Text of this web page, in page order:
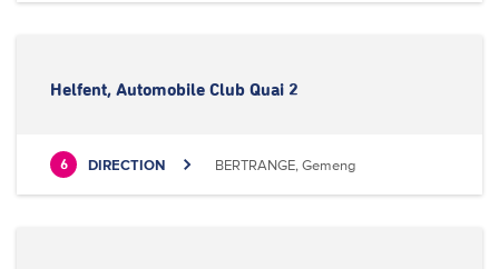
Helfent, Automobile Club Quai 2
6 DIRECTION BERTRANGE, Gemeng